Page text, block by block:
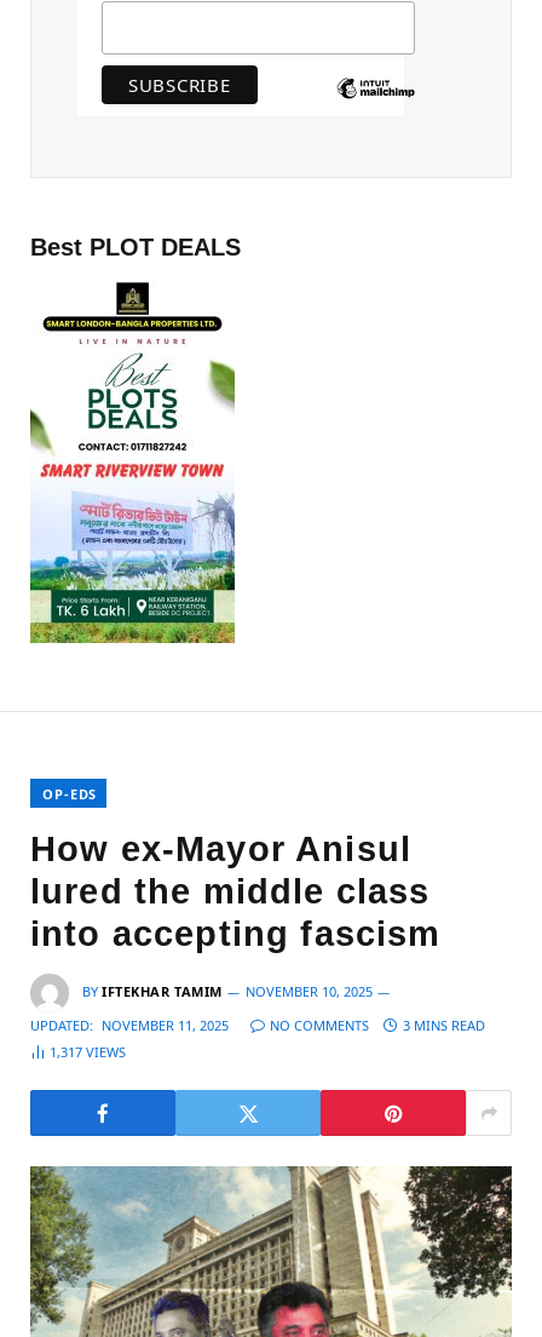
Best PLOT DEALS
OP-EDS
How ex-Mayor Anisul
lured the middle class
into accepting fascism
BY IFTEKHAR TAMIM
NOVEMBER 10, 2025
UPDATED: NOVEMBER 11, 2025 NO COMMENTS
3 MINS READ
1,317 VIEWS